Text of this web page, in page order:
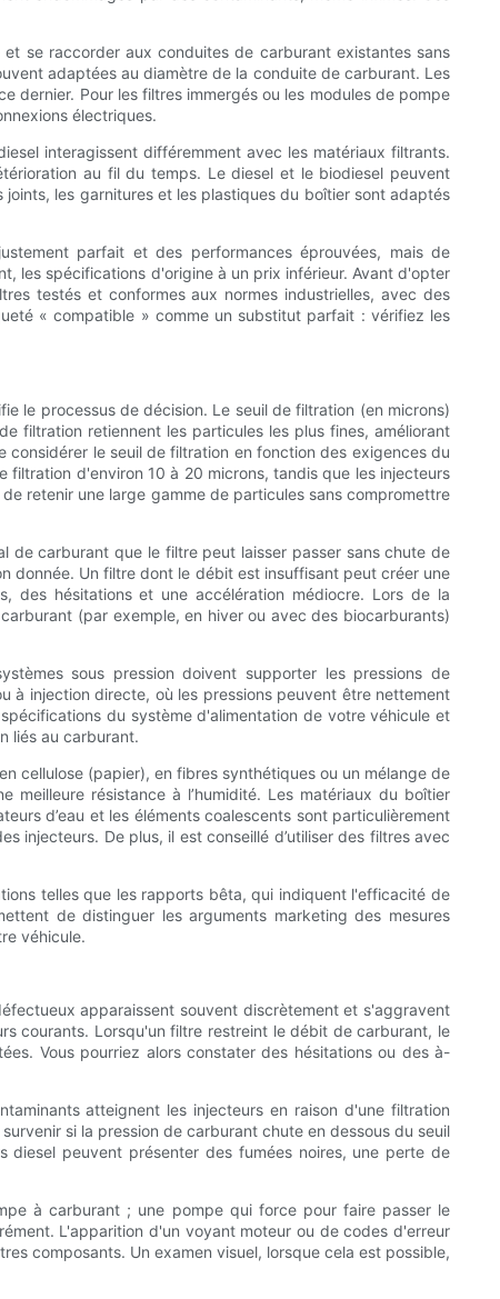
se raccorder aux conduites de carburant existantes sans
adaptées au diamètre de la conduite de carburant. Les
dernier. Pour les filtres immergés ou les modules de pompe
électriques.
interagissent différemment avec les matériaux filtrants.
au fil du temps. Le diesel et le biodiesel peuvent
les garnitures et les plastiques du boîtier sont adaptés
parfait et des performances éprouvées, mais de
les spécifications d'origine à un prix inférieur. Avant d'opter
testés et conformes aux normes industrielles, avec des
« compatible » comme un substitut parfait : vérifiez les
le processus de décision. Le seuil de filtration (en microns)
filtration retiennent les particules les plus fines, améliorant
le seuil de filtration en fonction des exigences du
d'environ 10 à 20 microns, tandis que les injecteurs
retenir une large gamme de particules sans compromettre
de carburant que le filtre peut laisser passer sans chute de
donnée. Un filtre dont le débit est insuffisant peut créer une
des hésitations et une accélération médiocre. Lors de la
(par exemple, en hiver ou avec des biocarburants)
sous pression doivent supporter les pressions de
à injection directe, où les pressions peuvent être nettement
du système d'alimentation de votre véhicule et
liés au carburant.
cellulose (papier), en fibres synthétiques ou un mélange de
résistance à l’humidité. Les matériaux du boîtier
d’eau et les éléments coalescents sont particulièrement
injecteurs. De plus, il est conseillé d’utiliser des filtres avec
telles que les rapports bêta, qui indiquent l'efficacité de
de distinguer les arguments marketing des mesures
véhicule.
apparaissent souvent discrètement et s'aggravent
courants. Lorsqu'un filtre restreint le débit de carburant, le
Vous pourriez alors constater des hésitations ou des à-
atteignent les injecteurs en raison d'une filtration
si la pression de carburant chute en dessous du seuil
diesel peuvent présenter des fumées noires, une perte de
à carburant ; une pompe qui force pour faire passer le
L'apparition d'un voyant moteur ou de codes d'erreur
composants. Un examen visuel, lorsque cela est possible,